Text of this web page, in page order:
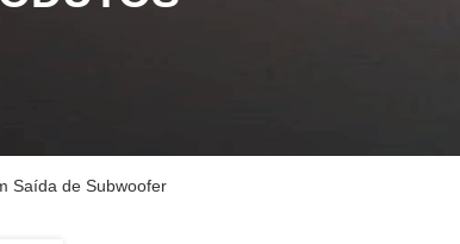
Saída de Subwoofer